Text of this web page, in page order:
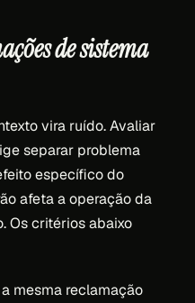
de sistema
vira ruído. Avaliar
separar problema
específico do
afeta a operação da
Os critérios abaixo
mesma reclamação